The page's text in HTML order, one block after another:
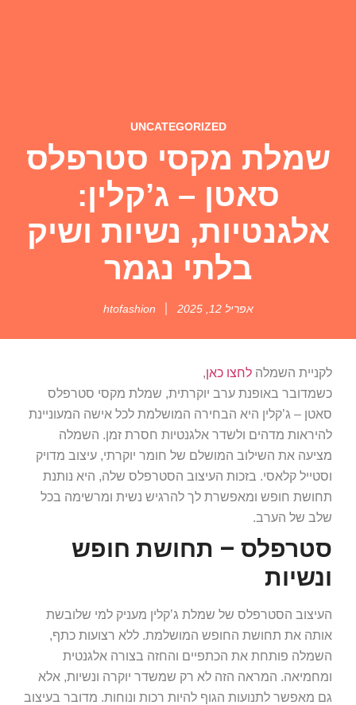
UNCATEGORIZED
שמלת מקסי סטרפלס
סאטן – ג’קלין:
אלגנטיות, נשיות ושיק
בלתי נגמר
אפריל 12, 2025 htofashion
לקניית השמלה לחצו כאן,
כשמדובר באופנת ערב יוקרתית, שמלת מקסי סטרפלס
סאטן – ג’קלין היא הבחירה המושלמת לכל אישה המעוניינת
להיראות מדהים ולשדר אלגנטיות חסרת זמן. השמלה
מציעה את השילוב המושלם של חומר יוקרתי, עיצוב מדויק
וסטייל קלאסי. בזכות העיצוב הסטרפלס שלה, היא נותנת
תחושת חופש ומאפשרת לך להרגיש נשית ומרשימה בכל
שלב של הערב.
סטרפלס – תחושת חופש
ונשיות
העיצוב הסטרפלס של שמלת ג’קלין מעניק למי שלובשת
אותה את תחושת החופש המושלמת. ללא רצועות כתף,
השמלה פותחת את הכתפיים והחזה בצורה אלגנטית
ומחמיאה. המראה הזה לא רק שמשדר יוקרה ונשיות, אלא
גם מאפשר לתנועות הגוף להיות רכות ונוחות. מדובר בעיצוב